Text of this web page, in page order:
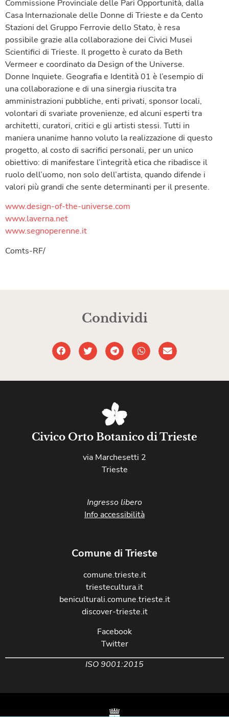
Commissione Provinciale delle Pari Opportunità, dalla
Casa Internazionale delle Donne di Trieste e da Cento
Stazioni del Gruppo Ferrovie dello Stato, è resa
possibile grazie alla collaborazione dei Civici Musei
Scientifici di Trieste. Il progetto è curato da Beth
Vermeer e coordinato da Design of the Universe.
Donne Inquiete. Geografia e Identità 01 è l’esempio di
una collaborazione e di una sinergia riuscita tra
amministrazioni pubbliche, enti privati, sponsor locali,
volontari di svariate provenienze, ed alcuni esperti tra
architetti, curatori, critici e gli artisti stessi. Tutti in
maniera unanime hanno voluto la realizzazione di questo
progetto, al costo di sacrifici personali, per un unico
obiettivo: di manifestare l’integrità etica che ribadisce il
ruolo dell’uomo, non solo dell’artista, quando difende i
valori più grandi che sente determinanti per il presente.
www.design-of-the-universe.com
www.laverna.net
www.segnoperenne.it
Comts-RF/
Condividi
Civico Orto Botanico di Trieste
via Marchesetti 2
Trieste
Ingresso libero
Info accessibilità
Comune di Trieste
comune.trieste.it
triestecultura.it
beniculturali.comune.trieste.it
discover-trieste.it
Facebook
Twitter
ISO 9001:2015